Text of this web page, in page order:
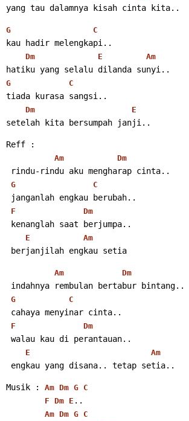
yang tau dalamnya kisah cinta kita..
G C
kau hadir melengkapi..
Dm E Am
hatiku yang selalu dilanda sunyi..
G C
tiada kurasa sangsi..
Dm E
setelah kita bersumpah janji..
Reff :
Am Dm
rindu-rindu aku mengharap cinta..
G C
janganlah engkau berubah..
F Dm
kenanglah saat berjumpa..
E Am
berjanjilah engkau setia
Am Dm
indahnya rembulan bertabur bintang..
G C
cahaya menyinar cinta..
F Dm
walau kau di perantauan..
E Am
engkau yang disana.. tetap setia..
Musik : Am Dm G C
F Dm E ..
Am Dm G C